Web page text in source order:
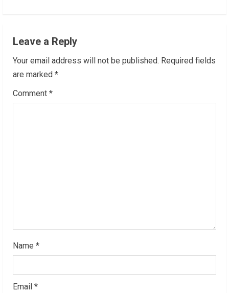
u
e
R
Leave a Reply
Your email address will not be published. Required fields
are marked *
Comment *
Name *
Email *